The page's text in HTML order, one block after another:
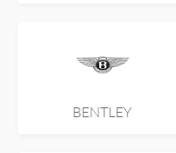
BENTLEY